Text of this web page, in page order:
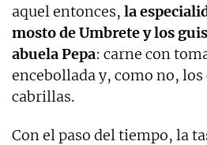
aquel entonces, la
mosto de Umbrete y los
abuela Pepa: carne con
encebollada y, como no, los
cabrillas.
Con el paso del tiempo, la